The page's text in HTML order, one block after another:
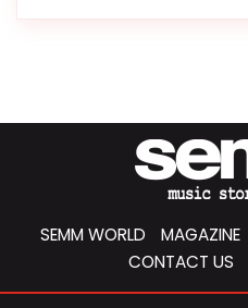
SEMM WORLD MAGAZINE
CONTACT US